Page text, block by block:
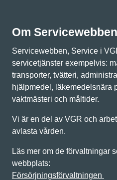
Om Servicewebben
Servicewebben, Service i
servicetjänster exempelvis:
transporter, tvätteri,
hjälpmedel, läkemedelsnära
vaktmästeri och måltider.
Vi är en del av VGR och
avlasta vården.
Läs mer om de förvaltningar
webbplats:
Försörjningsförvaltningen